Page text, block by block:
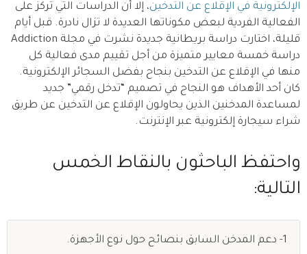
الإلكترونية في الإقلاع عن التدخين، إلا أن الدراسات التي تركز على
الفعالية الفردية لبعض مكوناتها العديدة لا تزال نادرة. قبل أيام
قليلة، اختارت دراسة بريطانية جديدة نشرت في مجلة Addiction
دراسة خمسة معايير متميزة من أجل تقييم مدى فعالية كل
منها في الإقلاع عن التدخين بنجاح بفضل السجائر الإلكترونية.
كان أحد الأهداف هو النجاح في تصميم “تدخل رقمي” جديد
لمساعدة المدخنين الذين يحاولون الإقلاع عن التدخين عن طريق
شراء سيجارة إلكترونية عبر الإنترنت.
واحتفظ الباحثون بالنقاط الخمس
التالية:
1- دعم المدخن السابق بنصائح حول نوع الأجهزة.